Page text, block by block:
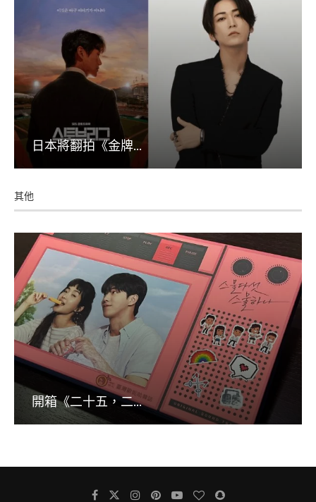
日本將翻拍《金牌...
其他
開箱《二十五，二...